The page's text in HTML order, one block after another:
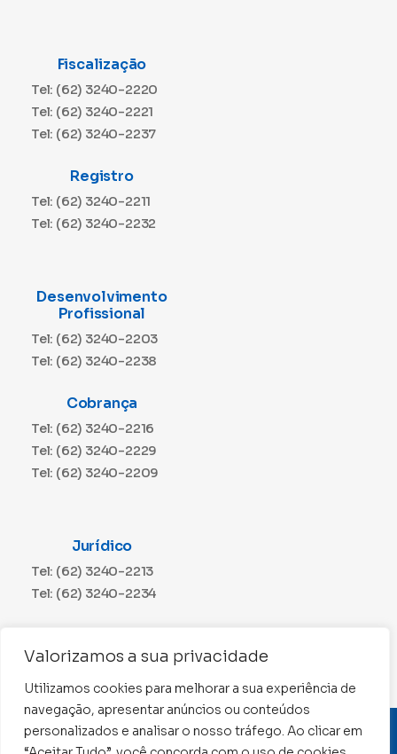
Valorizamos a sua privacidade
Utilizamos cookies para melhorar a sua experiência de
navegação, apresentar anúncios ou conteúdos
personalizados e analisar o nosso tráfego. Ao clicar em
Fiscalização
Tel: (62) 3240-2220
Tel: (62) 3240-2221
Tel: (62) 3240-2237
Registro
Tel: (62) 3240-2211
Tel: (62) 3240-2232
Desenvolvimento
Profissional
Tel: (62) 3240-2203
Tel: (62) 3240-2238
Cobrança
Tel: (62) 3240-2216
Tel: (62) 3240-2229
Tel: (62) 3240-2209
Jurídico
Tel: (62) 3240-2213
Tel: (62) 3240-2234
Tel: (62) 3240-2230
CNPJ: 01.015.676/0001-11